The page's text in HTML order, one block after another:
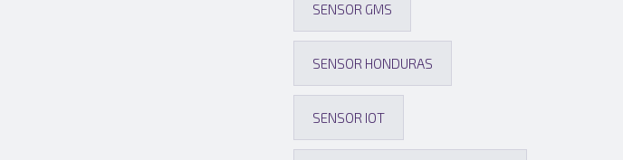
SENSOR GMS
SENSOR HONDURAS
SENSOR IOT